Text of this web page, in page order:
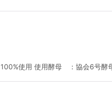
」100%使用 使用酵母 ：